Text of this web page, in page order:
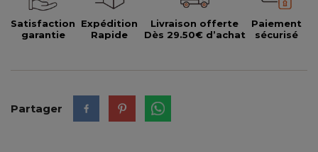
Satisfaction
garantie
Expédition
Rapide
Livraison offerte
Dès 29.50€ d’achat
Paiement
sécurisé
Partager